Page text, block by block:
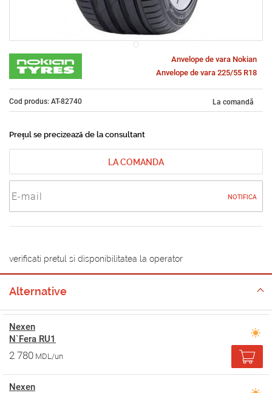
Anvelope de vara Nokian
Anvelope de vara 225/55 R18
Cod produs: AT-82740 La comandă
Prețul se precizează de la consultant
LA COMANDA
NOTIFICA
verificati pretul si disponibilitatea la operator
Alternative
Nexen
N`Fera RU1
2 780 MDL/un
Nexen